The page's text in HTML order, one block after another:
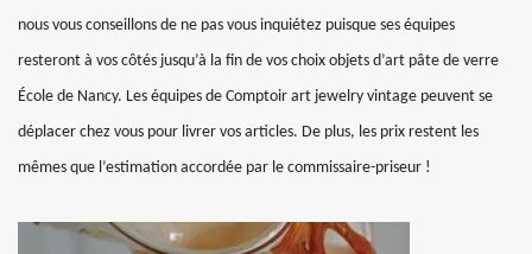
nous vous conseillons de ne pas vous inquiétez puisque ses équipes
resteront à vos côtés jusqu’à la fin de vos choix objets d’art pâte de verre
École de Nancy. Les équipes de Comptoir art jewelry vintage peuvent se
déplacer chez vous pour livrer vos articles. De plus, les prix restent les
mêmes que l’estimation accordée par le commissaire-priseur !